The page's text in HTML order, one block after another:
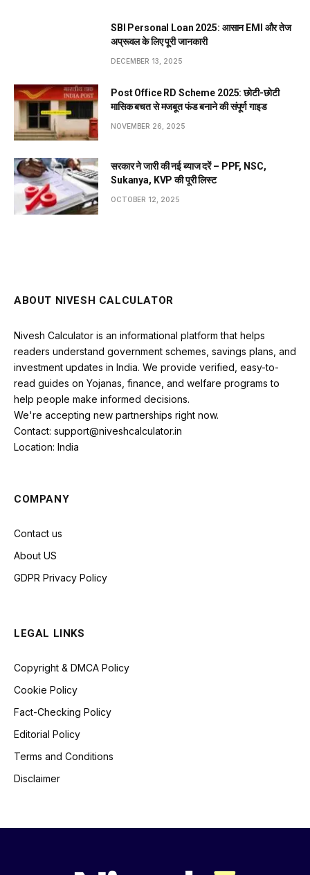
SBI Personal Loan 2025: आसान EMI और तेज
अप्रूवल के लिए पूरी जानकारी
DECEMBER 13, 2025
Post Office RD Scheme 2025: छोटी-छोटी
मासिक बचत से मजबूत फंड बनाने की संपूर्ण गाइड
NOVEMBER 26, 2025
सरकार ने जारी की नई ब्याज दरें – PPF, NSC,
Sukanya, KVP की पूरी लिस्ट
OCTOBER 12, 2025
ABOUT NIVESH CALCULATOR
Nivesh Calculator is an informational platform that helps
readers understand government schemes, savings plans, and
investment updates in India. We provide verified, easy-to-
read guides on Yojanas, finance, and welfare programs to
help people make informed decisions.
We're accepting new partnerships right now.
Contact: support@niveshcalculator.in
Location: India
COMPANY
Contact us
About US
GDPR Privacy Policy
LEGAL LINKS
Copyright & DMCA Policy
Cookie Policy
Fact-Checking Policy
Editorial Policy
Terms and Conditions
Disclaimer